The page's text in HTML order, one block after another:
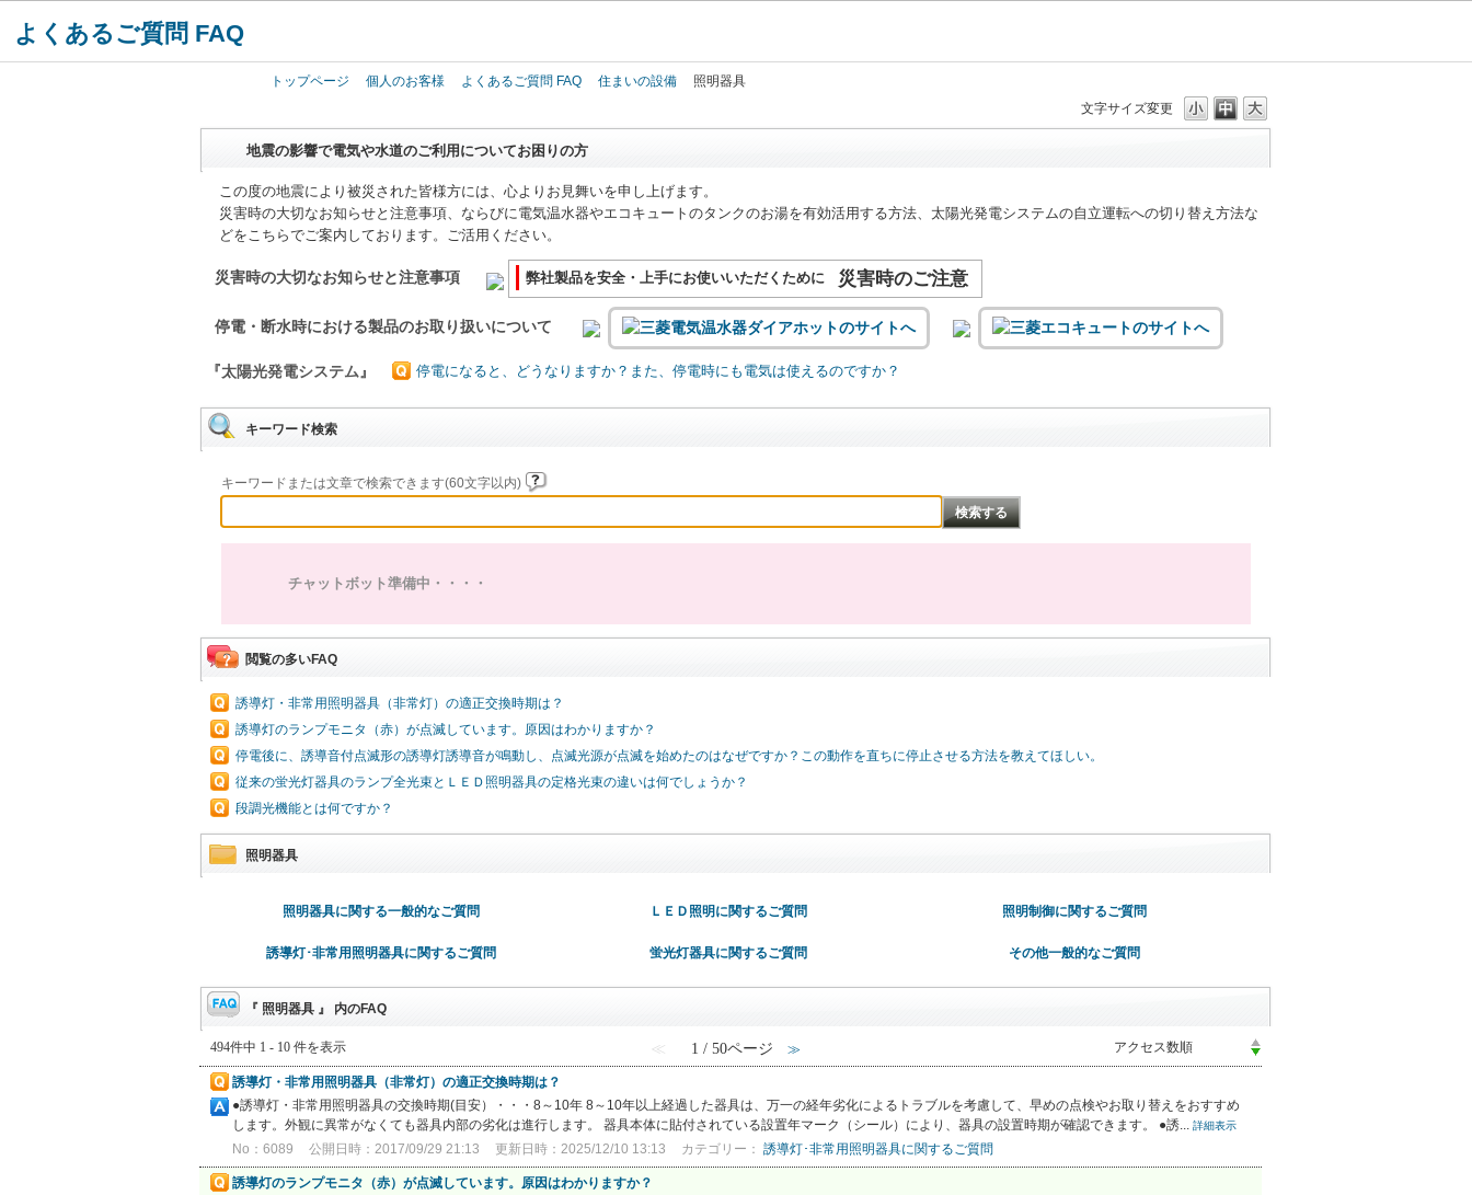
よくあるご質問 FAQ
トップページ 個人のお客様 よくあるご質問 FAQ 住まいの設備
照明器具
文字サイズ変更
地震の影響で電気や水道のご利用についてお困りの方
この度の地震により被災された皆様方には、心よりお見舞いを申し上げます。
災害時の大切なお知らせと注意事項、ならびに電気温水器やエコキュートのタンクのお湯を有効活用する方法、太陽光発電システムの自立運転への切り替え方法な
どをこちらでご案内しております。ご活用ください。
災害時の大切なお知らせと注意事項 弊社製品を安全・上手にお使いいただくために 災害時のご注意
停電・断水時における製品のお取り扱いについて
『太陽光発電システム』 停電になると、どうなりますか？また、停電時にも電気は使えるのですか？
キーワード検索
キーワードまたは文章で検索できます(60文字以内)
チャットボット準備中・・・・
閲覧の多いFAQ
誘導灯・非常用照明器具（非常灯）の適正交換時期は？
誘導灯のランプモニタ（赤）が点滅しています。原因はわかりますか？
停電後に、誘導音付点滅形の誘導灯誘導音が鳴動し、点滅光源が点滅を始めたのはなぜですか？この動作を直ちに停止させる方法を教えてほしい。
従来の蛍光灯器具のランプ全光束とＬＥＤ照明器具の定格光束の違いは何でしょうか？
段調光機能とは何ですか？
照明器具
照明器具に関する一般的なご質問 ＬＥＤ照明に関するご質問 照明制御に関するご質問
誘導灯･非常用照明器具に関するご質問 蛍光灯器具に関するご質問 その他一般的なご質問
『 照明器具 』 内のFAQ
494件中 1 - 10 件を表示 ≪ 1 / 50ページ ≫
誘導灯・非常用照明器具（非常灯）の適正交換時期は？
●誘導灯・非常用照明器具の交換時期(目安）・・・8～10年 8～10年以上経過した器具は、万一の経年劣化によるトラブルを考慮して、早めの点検やお取り替えをおすすめ
します。外観に異常がなくても器具内部の劣化は進行します。 器具本体に貼付されている設置年マーク（シール）により、器具の設置時期が確認できます。 ●誘... 詳細表示
No：6089 公開日時：2017/09/29 21:13 更新日時：2025/12/10 13:13 カテゴリー： 誘導灯･非常用照明器具に関するご質問
誘導灯のランプモニタ（赤）が点滅しています。原因はわかりますか？